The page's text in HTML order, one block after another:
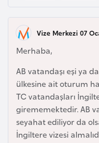
Vize Merkezi 07
Merhaba,
AB vatandaşı eşi ya
ülkesine ait oturum
TC vatandaşları
girememektedir. AB
seyahat ediliyor da
İngiltere vizesi
r
b
a
c
a
n
B
a
h